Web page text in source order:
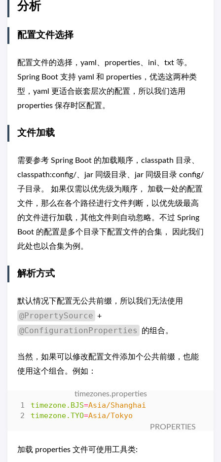
分析
配置文件选择
配置文件的选择，yaml、properties、ini、txt 等。
Spring Boot 支持 yaml 和 properties，优选这两种类
型，yaml 更适合嵌套层次的配置，所以我们选用
properties 保存时区配置。
文件加载
需要参考 Spring Boot 的加载顺序，classpath 目录、
classpath:config/、jar 同级目录、jar 同级目录 config/
子目录。 如果仅需以优先级为顺序， 加载一处的配置
文件，那么在各个路径进行文件判断，以优先级最高
的文件进行加载，其他文件则自动忽略。不过 Spring
Boot 的配置是多个目录下配置文件的合集， 因此我们
此处也以合集为例。
解析方式
默认情况下配置无公共前缀，所以我们无法使用
@PropertySource +
@ConfigurationProperties 的组合。
当然，如果可以修改配置文件添加个公共前缀，也能
使用这个组合。例如：
timezone.BJS=Asia/Shanghai
timezone.TYO=Asia/Tokyo
加载 properties 文件可使用工具类: